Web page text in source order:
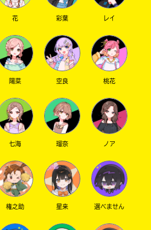
花 彩葉 レイ
陽菜 空良 桃花
七海 瑠奈 ノア
権之助 星来 選べません
戻
る